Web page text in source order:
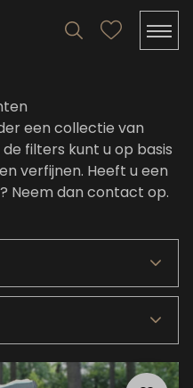
een collectie van
filters kunt u op basis
verfijnen. Heeft u een
Neem dan contact op.